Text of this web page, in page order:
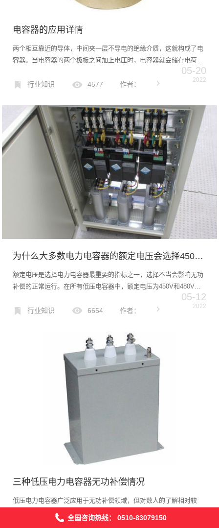
电容器的应用详情
两个相互靠近的导体，中间夹一层不导电的绝缘介质，这就构成了电
容器。当电容器的两个极板之间加上电压时，电容器就会储存电荷。
电容器的电容量在数值上等于一个导电极板上的电荷量与两个极板之
间的电压之比。由于超级电容器的安全性尚未广泛应用于消费电子
行业知识 4577 作者：
05-20
2022
为什么大多数电力电容器的额定电压会选择450V或480V？
额定电压是选择电力电容器最重要的指标之一，选择不当会影响无功
补偿的正常运行。在所有低压电容器中，额定电压为450V和480V是
最常见的选择。为什么呢？它适用于什么场合？今天就来看看小编的
文章吧！在保证补偿效果达到预期的前提下，电容所选择的额...
行业知识 6654 作者：
05-12
2022
三种低压电力电容器无功补偿情况
低压电力电容器广泛应用于无功补偿领域，但对数人的了解相对较
浅，无法及时做出正确判断，容易造成一定的经济损失。为了避免一
些不必要的后果，今天的文章小编将详细介绍低压电力电容器的相关
全国咨询热线： 0510-83079150